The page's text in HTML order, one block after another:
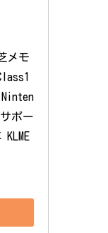
メモ
ポー